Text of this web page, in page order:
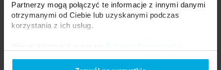
Partnerzy mogą połączyć te informacje z innymi danymi
otrzymanymi od Ciebie lub uzyskanymi podczas
korzystania z ich usług.
Twoja cena:
DODAJ DO LISTY ŻYCZEŃ